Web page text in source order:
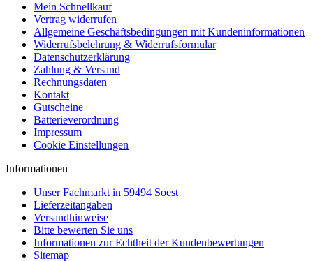
Mein Schnellkauf
Vertrag widerrufen
Allgemeine Geschäftsbedingungen mit Kundeninformationen
Widerrufsbelehrung & Widerrufsformular
Datenschutzerklärung
Zahlung & Versand
Rechnungsdaten
Kontakt
Gutscheine
Batterieverordnung
Impressum
Cookie Einstellungen
Informationen
Unser Fachmarkt in 59494 Soest
Lieferzeitangaben
Versandhinweise
Bitte bewerten Sie uns
Informationen zur Echtheit der Kundenbewertungen
Sitemap